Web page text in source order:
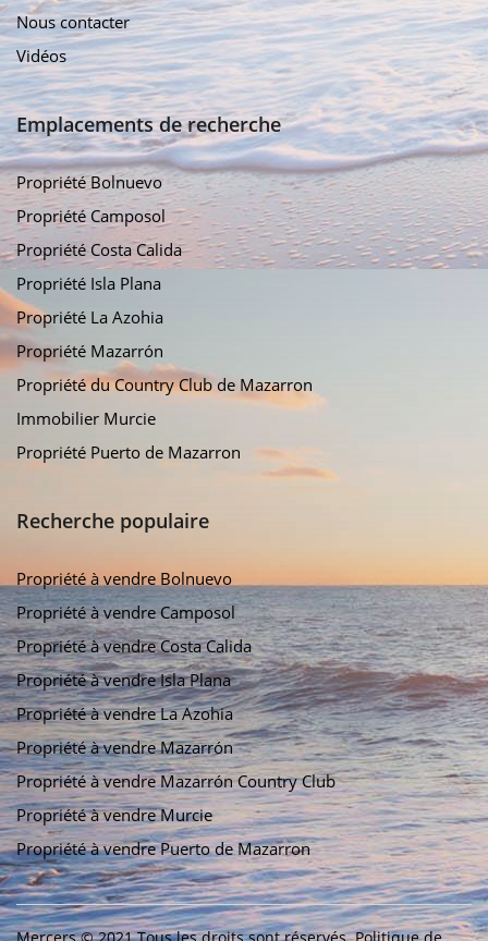
Nous contacter
Vidéos
Emplacements de recherche
Propriété Bolnuevo
Propriété Camposol
Propriété Costa Calida
Propriété Isla Plana
Propriété La Azohia
Propriété Mazarrón
Propriété du Country Club de Mazarron
Immobilier Murcie
Propriété Puerto de Mazarron
Recherche populaire
Propriété à vendre Bolnuevo
Propriété à vendre Camposol
Propriété à vendre Costa Calida
Propriété à vendre Isla Plana
Propriété à vendre La Azohia
Propriété à vendre Mazarrón
Propriété à vendre Mazarrón Country Club
Propriété à vendre Murcie
Propriété à vendre Puerto de Mazarron